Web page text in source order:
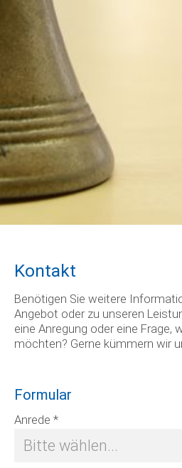
Kontakt
Benötigen Sie weitere
Angebot oder zu unseren
eine Anregung oder eine Frage,
möchten? Gerne kümmern wir
Formular
Anrede *
Zusatz